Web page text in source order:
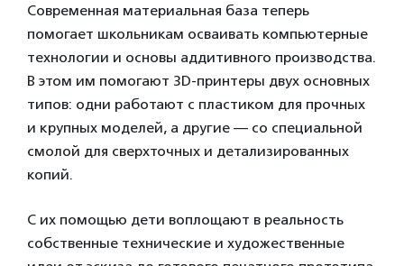
Современная материальная база теперь
помогает школьникам осваивать компьютерные
технологии и основы аддитивного производства.
В этом им помогают 3D-принтеры двух основных
типов: одни работают с пластиком для прочных
и крупных моделей, а другие — со специальной
смолой для сверхточных и детализированных
копий.
С их помощью дети воплощают в реальность
собственные технические и художественные